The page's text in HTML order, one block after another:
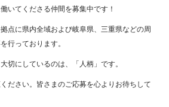
いてくださる仲間を募集中です！
点に県内全域および岐阜県、三重県などの周
行っております。
切にしているのは、「人柄」です。
ださい。皆さまのご応募を心よりお待ちして